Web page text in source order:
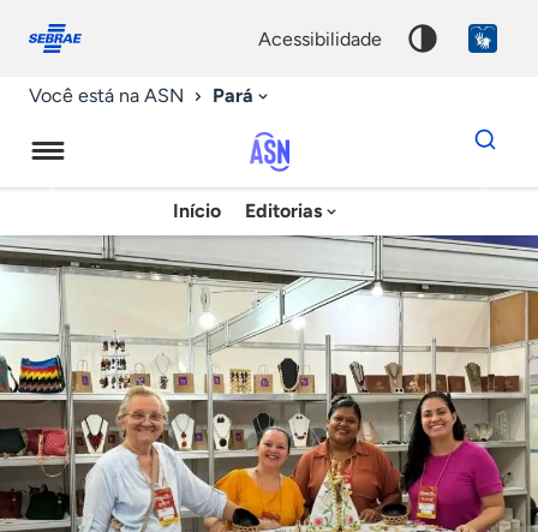
conosco
acessibilidade
Você está na ASN Pará
Agência
Sebrae
de
Notícias
Início Editorias
Dados
para
chave